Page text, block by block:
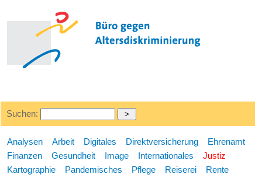
Suchen:
Analysen Arbeit Digitales Direktversicherung
Ehrenamt
Finanzen
Gesundheit Image Internationales
Justiz
Kartographie
Pandemisches Pflege Reiserei
Rente